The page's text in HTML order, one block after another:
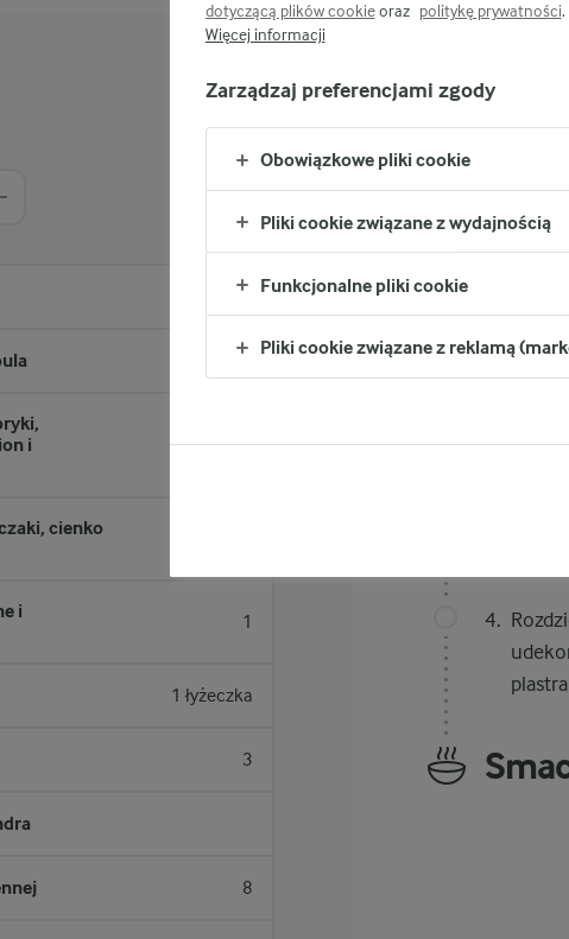
4 łyżki
1
i
2
cienko
i
1
1 łyżeczka
3
8
i
drugą
piecz
dotyczącą plików cookieoraz politykę prywatności.
Więcej informacji
Zarządzaj preferencjami zgody
Obowiązkowe pliki cookie
Pliki cookie związane z wydajnością
Funkcjonalne pliki cookie
Pliki cookie związane z reklamą